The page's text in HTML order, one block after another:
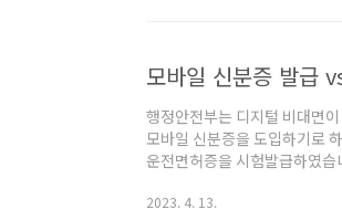
행정안전부는 디지털 비대면
모바일 신분증을 도입하기로
운전면허증을 시험발급하였
증이 완전히 도입되고 나면, 실
2023. 4. 13.